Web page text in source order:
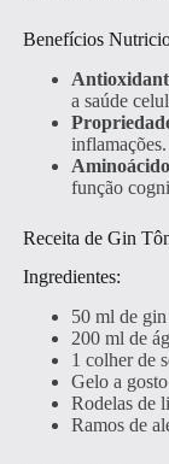
Benefícios
a saúde
inflamações.
função
Receita de Gin
Ingredientes:
50 ml de
200 ml de
1 colher de
Gelo a gosto
Rodelas de
Ramos de